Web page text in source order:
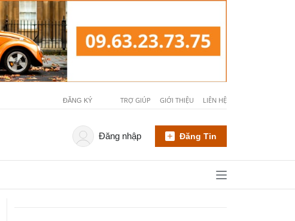
ĐĂNG KÝ TRỢ GIÚP GIỚI THIỆU LIÊN HỆ
Đăng nhập Đăng Tin